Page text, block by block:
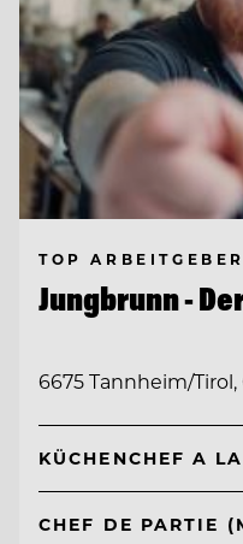
TOP ARBEITGEBER
Jungbrunn -
6675 Tannheim/
KÜCHENCHEF A
CHEF DE PARTIE